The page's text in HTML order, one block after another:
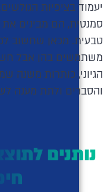
יעמוד בציפיות
סמנטית, הם מבינים
טבעית. מכאן שחשוב
משתמשים בהן אבל
הגיוני, כותרות משנה
והסברים ולתת מענה
נותנים